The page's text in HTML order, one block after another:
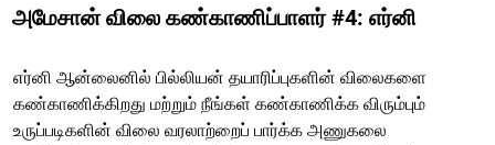
அமேசான் விலை கண்காணிப்பாளர் #4: எர்னி
எர்னி ஆன்லைனில் பில்லியன் தயாரிப்புகளின் விலைகளை
கண்காணிக்கிறது மற்றும் நீங்கள் கண்காணிக்க விரும்பும்
உருப்படிகளின் விலை வரலாற்றைப் பார்க்க அணுகலை